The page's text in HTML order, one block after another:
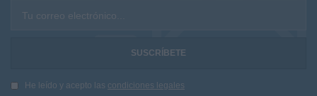
Tu correo electrónico...
He leído y acepto las condiciones legales